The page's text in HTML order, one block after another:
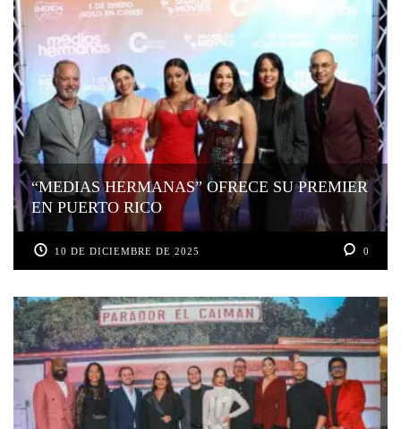
“MEDIAS HERMANAS” OFRECE SU PREMIER
EN PUERTO RICO
10 DE DICIEMBRE DE 2025 0